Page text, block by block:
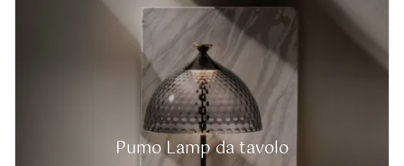
Pumo Lamp da tavolo